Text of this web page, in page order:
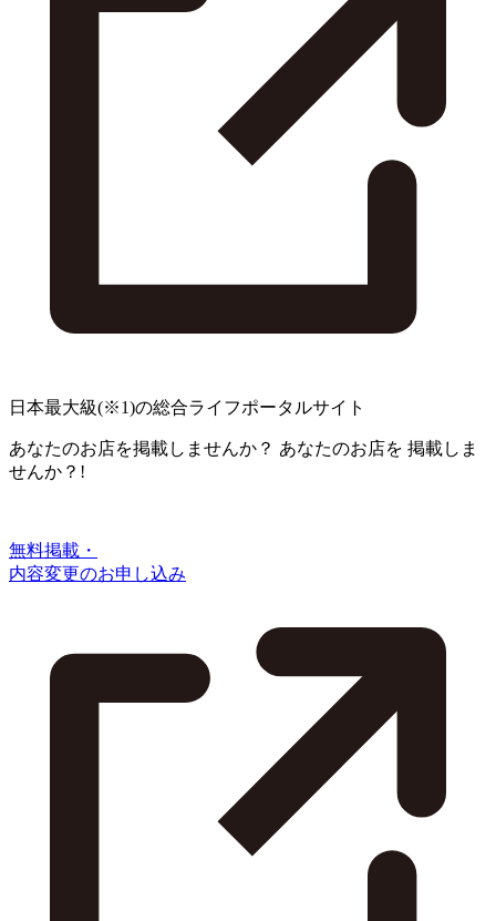
日本最大級(※1)の総合ライフポータルサイト
あなたのお店を掲載しませんか？ あなたのお店を 掲載しま
せんか？!
無料掲載・
内容変更のお申し込み